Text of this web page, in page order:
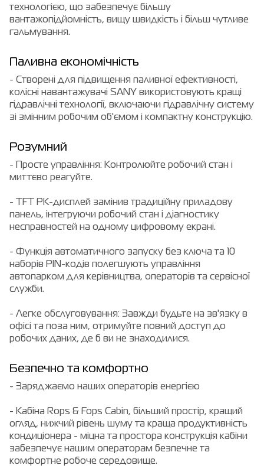
технологією, що забезпечує більшу
вантажопідйомність, вищу швидкість і більш чутливе
гальмування.
Паливна економічність
- Створені для підвищення паливної ефективності,
колісні навантажувачі SANY використовують кращі
гідравлічні технології, включаючи гідравлічну систему
зі змінним робочим об'ємом і компактну конструкцію.
Розумний
- Просте управління: Контролюйте робочий стан і
миттєво реагуйте.
- TFT РК-дисплей замінив традиційну приладову
панель, інтегруючи робочий стан і діагностику
несправностей на одному цифровому екрані.
- Функція автоматичного запуску без ключа та 10
наборів PIN-кодів полегшують управління
автопарком для керівництва, операторів та сервісної
служби.
- Легке обслуговування: Завжди будьте на зв'язку в
офісі та поза ним, отримуйте повний доступ до
робочих даних, де б ви не знаходилися.
Безпечно та комфортно
- Заряджаємо наших операторів енергією
- Кабіна Rops & Fops Cabin, більший простір, кращий
огляд, нижчий рівень шуму та краща продуктивність
кондиціонера - міцна та простора конструкція кабіни
забезпечує нашим операторам безпечне та
комфортне робоче середовище.